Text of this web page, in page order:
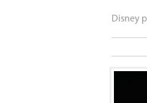
Disney